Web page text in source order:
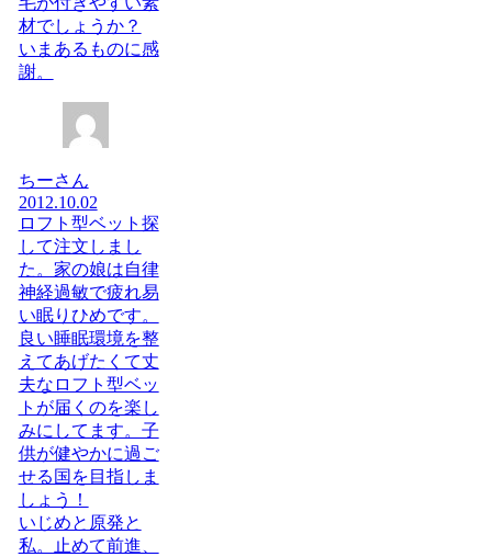
材でしょうか？
いまあるものに感
謝。
ちーさん
2012.10.02
ロフト型ベット探
して注文しまし
た。家の娘は自律
神経過敏で疲れ易
い眠りひめです。
良い睡眠環境を整
えてあげたくて丈
夫なロフト型ベッ
トが届くのを楽し
みにしてます。子
供が健やかに過ご
せる国を目指しま
しょう！
いじめと原発と
私。止めて前進、